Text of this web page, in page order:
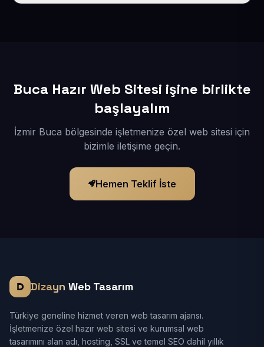
Buca Hazır Web Sitesi işine birlikte
başlayalım
İzmir Buca bölgesinde işletmenize özel web sitesi için
bizimle iletişime geçin.
Hemen Teklif İste
Dizayn Web Tasarım
Türkiye geneline hizmet veren web tasarım ajansı.
İşletmenize özel hazır web sitesi ve kurumsal web
tasarımını alan adı, hosting, SSL ve temel SEO dahil yıllık